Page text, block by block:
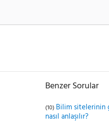
Benzer Sorular
(10) Bilim sitelerinin
nasıl anlaşılır?